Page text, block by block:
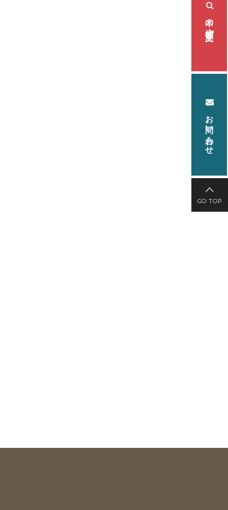
本の検索・注文
お問い合わせ
GO TOP